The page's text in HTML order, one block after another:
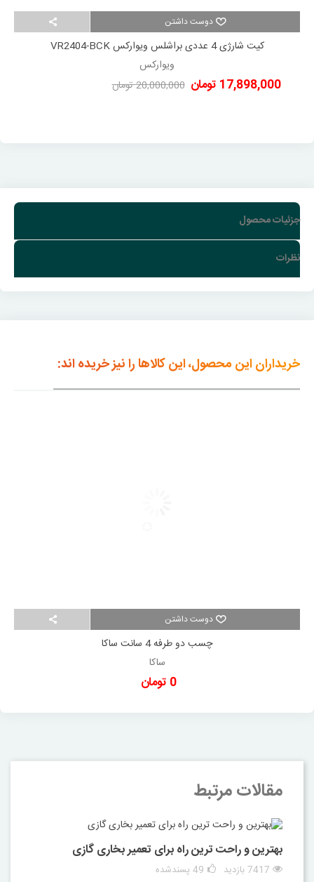
دوست داشتن
کیت شارژی 4 عددی براشلس ویوارکس VR2404-BCK
ویوارکس
17,898,000 تومان 20,000,000 تومان
جزئیات محصول
نظرات
خریداران این محصول، این کالاها را نیز خریده اند:
دوست داشتن
چسب دو طرفه 4 سانت ساکا
ساکا
0 تومان
مقالات مرتبط
بهترین و راحت ترین راه برای تعمیر بخاری گازی
7417 بازدید 49 پسندشده